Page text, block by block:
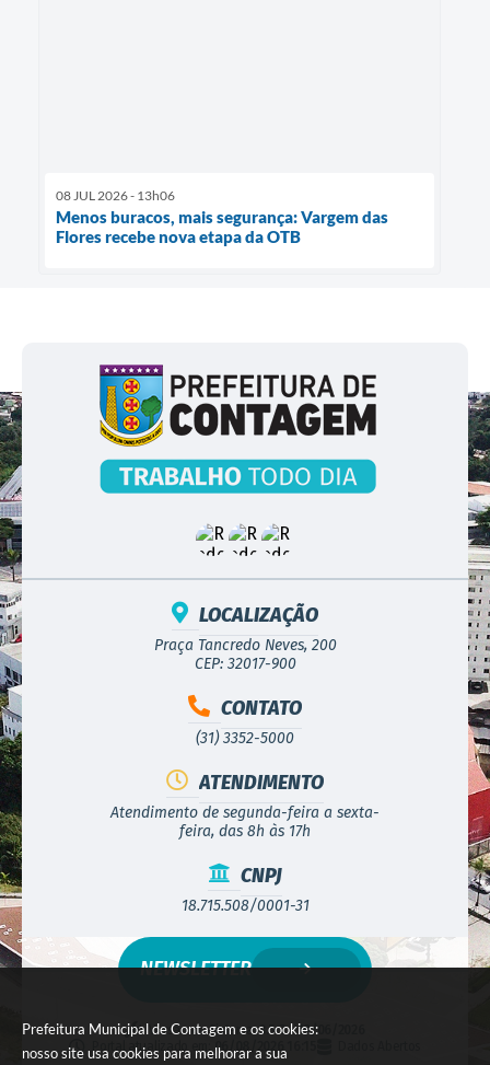
Prefeitura Municipal de Contagem e os cookies:
nosso site usa cookies para melhorar a sua
08 JUL 2026 - 13h06
Menos buracos, mais segurança: Vargem das
Flores recebe nova etapa da OTB
LOCALIZAÇÃO
Praça Tancredo Neves, 200
CEP: 32017-900
CONTATO
(31) 3352-5000
ATENDIMENTO
Atendimento de segunda-feira a sexta-
feira, das 8h às 17h
CNPJ
18.715.508/0001-31
Versão do Sistema:3.5.3 - 19/06/2026
Portal atualizado em:
06/08/2026 16:15
NEWSLETTER